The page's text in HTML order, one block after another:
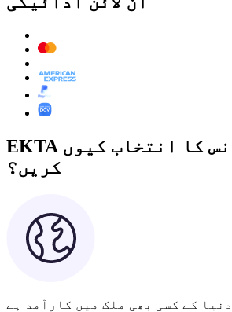
EKTA ٹریول انشورنس کا انتخاب کیوں
کریں؟
کے کسی بھی ملک میں کارآمد ہے